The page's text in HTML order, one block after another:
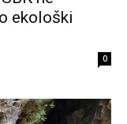
ekološki
0